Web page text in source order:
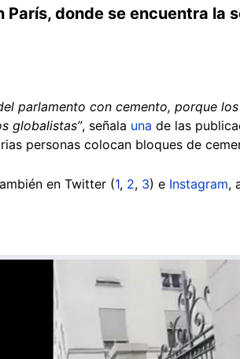
París, donde se encuentra la
parlamento con cemento, porque
globalistas”, señala una de las
personas colocan bloques de
en Twitter (1, 2, 3) e Instagram,